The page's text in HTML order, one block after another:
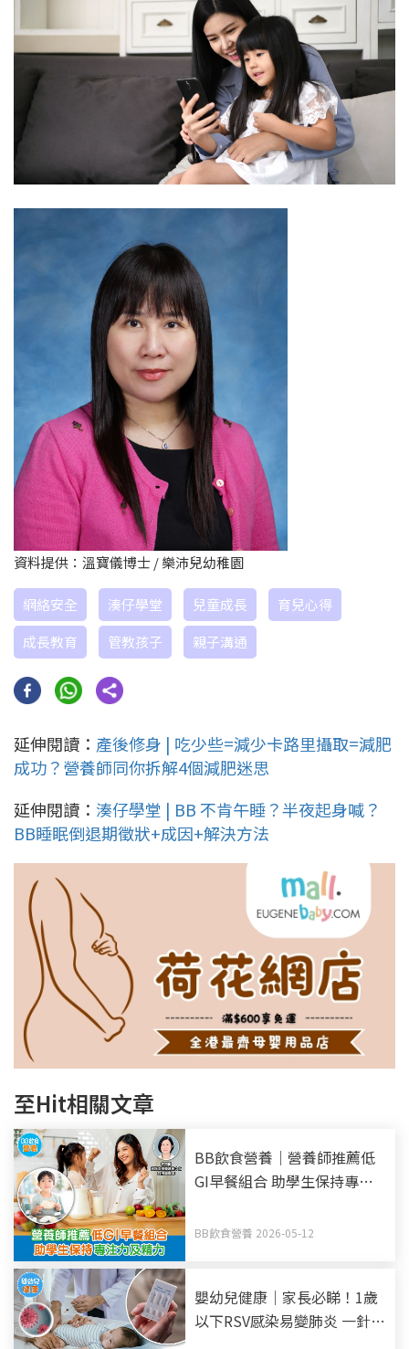
資料提供：溫寶儀博士 / 樂沛兒幼稚園
網絡安全 湊仔學堂 兒童成長
育兒心得
成長教育
管教孩子 親子溝通
延伸閱讀： 產後修身 | 吃少些=減少卡路里攝取=減肥
成功？營養師同你拆解4個減肥迷思
延伸閱讀： 湊仔學堂 | BB 不肯午睡？半夜起身喊？
BB睡眠倒退期徵狀+成因+解決方法
至Hit相關文章
BB飲食營養｜營養師推薦低
GI早餐組合 助學生保持專注
BB飲食營養 2026-05-12
嬰幼兒健康｜家長必睇！1歲
以下RSV感染易變肺炎 一針長